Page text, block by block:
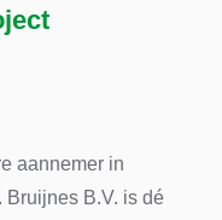
aannemer in
Bruijnes B.V. is dé